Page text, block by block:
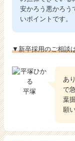
安かろう悪かろう
いポイントです。
▼新卒採用のご相談
平塚
あ
で
葉
願